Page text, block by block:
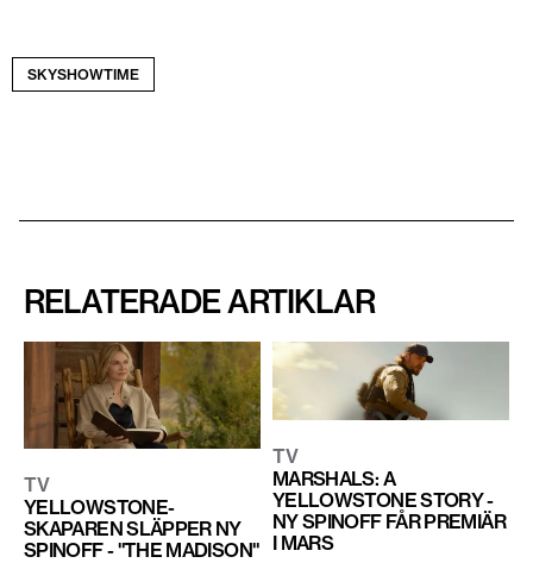
SKYSHOWTIME
RELATERADE ARTIKLAR
TV
YELLOWSTONE-
SKAPAREN SLÄPPER NY
SPINOFF - "THE MADISON"
TV
MARSHALS: A
YELLOWSTONE STORY -
NY SPINOFF FÅR PREMIÄR
I MARS